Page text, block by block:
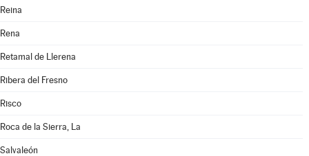
Reina
Rena
Retamal de Llerena
Ribera del Fresno
Risco
Roca de la Sierra, La
Salvaleón